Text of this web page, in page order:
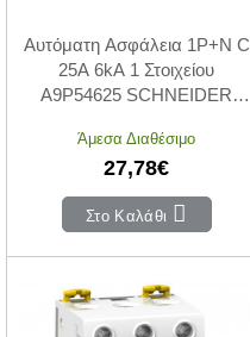
Αυτόματη Ασφάλεια 1P+N C
25A 6kA 1 Στοιχείου
A9P54625 SCHNEIDER
Άμεσα Διαθέσιμο
27,78€
Στο Καλάθι